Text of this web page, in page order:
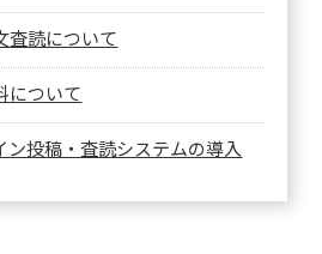
査読について
について
ン投稿・査読システムの導入